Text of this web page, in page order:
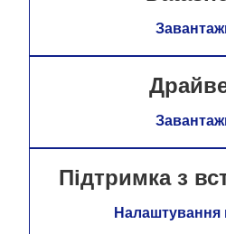
Підтримка з
Налаштування